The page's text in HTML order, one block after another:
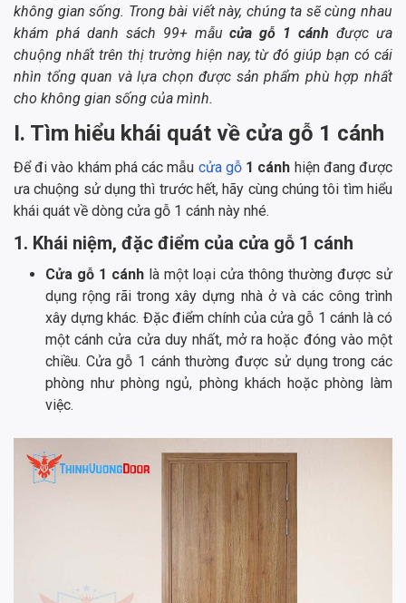
không gian sống. Trong bài viết này, chúng ta sẽ cùng nhau
khám phá danh sách 99+ mẫucửa gỗ 1 cánh được ưa
chuộng nhất trên thị trường hiện nay, từ đó giúp bạn có cái
nhìn tổng quan và lựa chọn được sản phẩm phù hợp nhất
cho không gian sống của mình.
I. Tìm hiểu khái quát về cửa gỗ 1 cánh
Để đi vào khám phá các mẫu cửa gỗ1 cánh hiện đang được
ưa chuộng sử dụng thì trước hết, hãy cùng chúng tôi tìm hiểu
khái quát về dòng cửa gỗ 1 cánh này nhé.
1. Khái niệm, đặc điểm của cửa gỗ 1 cánh
Cửa gỗ 1 cánhlà một loại cửa thông thường được sử
dụng rộng rãi trong xây dựng nhà ở và các công trình
xây dựng khác. Đặc điểm chính của cửa gỗ 1 cánh là có
một cánh cửa cửa duy nhất, mở ra hoặc đóng vào một
chiều. Cửa gỗ 1 cánh thường được sử dụng trong các
phòng như phòng ngủ, phòng khách hoặc phòng làm
việc.